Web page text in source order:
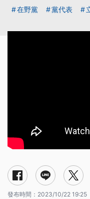
在野黨 黨代表
發布時間： 2023/10/22 19:25